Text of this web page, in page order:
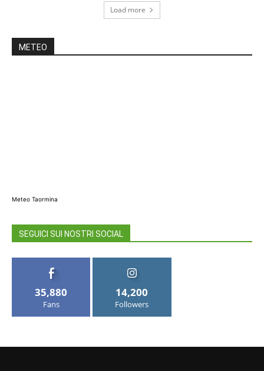
Load more
METEO
Meteo Taormina
SEGUICI SUI NOSTRI SOCIAL
35,880
Fans
14,200
Followers